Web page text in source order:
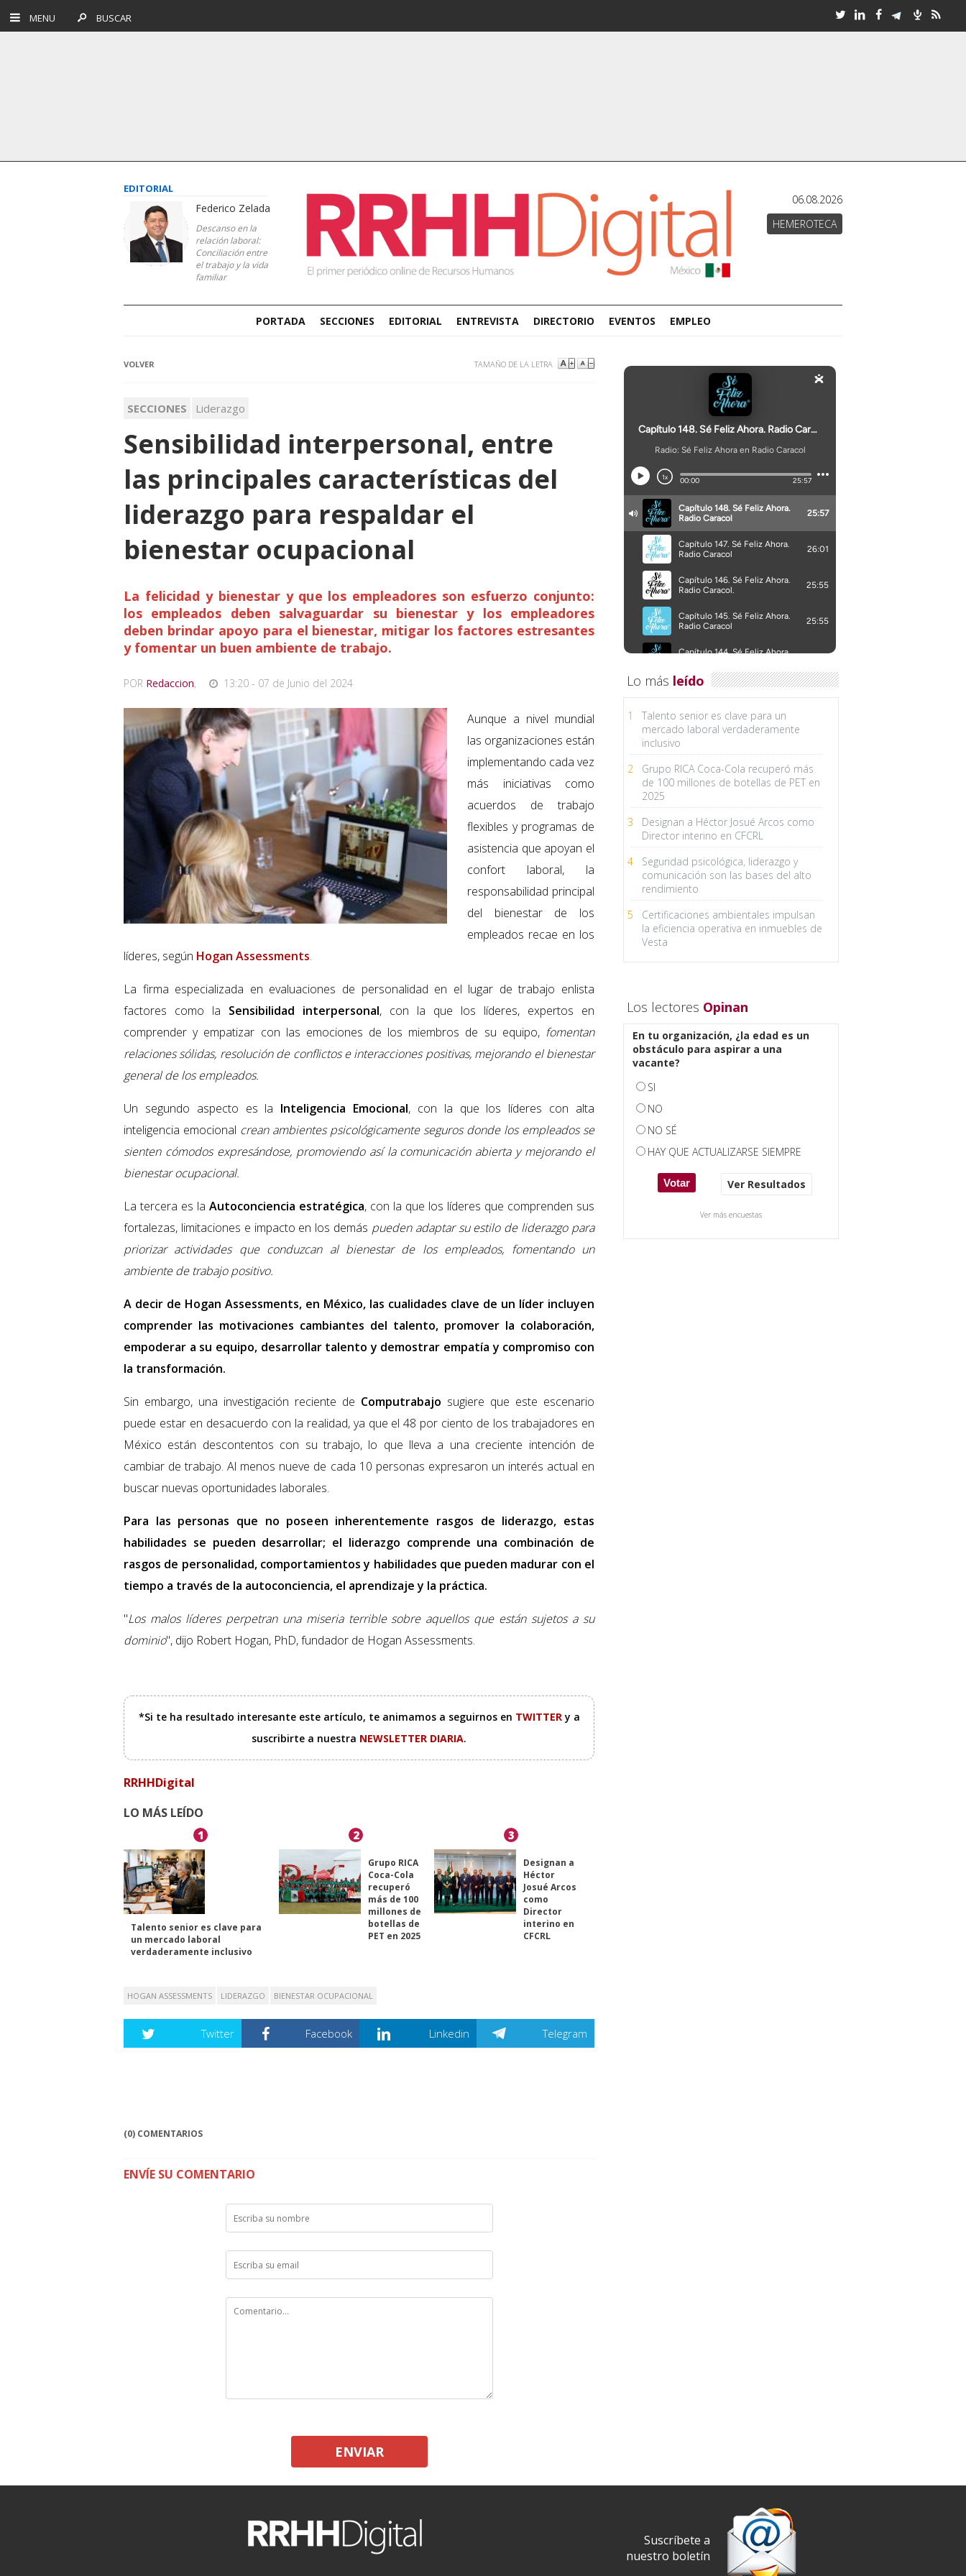
MENU BUSCAR
EDITORIAL
Federico Zelada
Descanso en la
relación laboral:
Conciliación entre
el trabajo y la vida
familiar
06.08.2026
HEMEROTECA
PORTADA SECCIONES EDITORIAL ENTREVISTA DIRECTORIO EVENTOS EMPLEO
VOLVER TAMAÑO DE LA LETRA
SECCIONES Liderazgo
Sensibilidad interpersonal, entre
las principales características del
liderazgo para respaldar el
bienestar ocupacional
La felicidad y bienestar y que los empleadores son esfuerzo conjunto:
los empleados deben salvaguardar su bienestar y los empleadores
deben brindar apoyo para el bienestar, mitigar los factores estresantes
y fomentar un buen ambiente de trabajo.
POR Redaccion, 13:20 - 07 de Junio del 2024
Aunque a nivel mundial
las organizaciones están
implementando cada vez
más iniciativas como
acuerdos de trabajo
flexibles y programas de
asistencia que apoyan el
confort laboral, la
responsabilidad principal
del bienestar de los
empleados recae en los
líderes, según Hogan Assessments.
La firma especializada en evaluaciones de personalidad en el lugar de trabajo enlista
factores como la Sensibilidad interpersonal, con la que los líderes, expertos en
comprender y empatizar con las emociones de los miembros de su equipo, fomentan
relaciones sólidas, resolución de conflictos e interacciones positivas, mejorando el bienestar
general de los empleados.
Un segundo aspecto es la Inteligencia Emocional, con la que los líderes con alta
inteligencia emocional crean ambientes psicológicamente seguros donde los empleados se
sienten cómodos expresándose, promoviendo así la comunicación abierta y mejorando el
bienestar ocupacional.
La tercera es la Autoconciencia estratégica, con la que los líderes que comprenden sus
fortalezas, limitaciones e impacto en los demás pueden adaptar su estilo de liderazgo para
priorizar actividades que conduzcan al bienestar de los empleados, fomentando un
ambiente de trabajo positivo.
A decir de Hogan Assessments, en México, las cualidades clave de un líder incluyen
comprender las motivaciones cambiantes del talento, promover la colaboración,
empoderar a su equipo, desarrollar talento y demostrar empatía y compromiso con
la transformación.
Sin embargo, una investigación reciente de Computrabajo sugiere que este escenario
puede estar en desacuerdo con la realidad, ya que el 48 por ciento de los trabajadores en
México están descontentos con su trabajo, lo que lleva a una creciente intención de
cambiar de trabajo. Al menos nueve de cada 10 personas expresaron un interés actual en
buscar nuevas oportunidades laborales.
Para las personas que no poseen inherentemente rasgos de liderazgo, estas
habilidades se pueden desarrollar; el liderazgo comprende una combinación de
rasgos de personalidad, comportamientos y habilidades que pueden madurar con el
tiempo a través de la autoconciencia, el aprendizaje y la práctica.
"Los malos líderes perpetran una miseria terrible sobre aquellos que están sujetos a su
dominio", dijo Robert Hogan, PhD, fundador de Hogan Assessments.
*Si te ha resultado interesante este artículo, te animamos a seguirnos en TWITTERy a
suscribirte a nuestra NEWSLETTER DIARIA.
RRHHDigital
LO MÁS LEÍDO
1
Talento senior es clave para
un mercado laboral
verdaderamente inclusivo
2
Grupo RICA
Coca-Cola
recuperó
más de 100
millones de
botellas de
PET en 2025
3
Designan a
Héctor
Josué Arcos
como
Director
interino en
CFCRL
HOGAN ASSESSMENTS LIDERAZGO BIENESTAR OCUPACIONAL
Twitter Facebook Linkedin Telegram
(0) COMENTARIOS
ENVÍE SU COMENTARIO
ENVIAR
Lo más leído
1
Talento senior es clave para un
mercado laboral verdaderamente
inclusivo
2
Grupo RICA Coca-Cola recuperó más
de 100 millones de botellas de PET en
2025
3
Designan a Héctor Josué Arcos como
Director interino en CFCRL
4
Seguridad psicológica, liderazgo y
comunicación son las bases del alto
rendimiento
5
Certificaciones ambientales impulsan
la eficiencia operativa en inmuebles de
Vesta
Los lectores Opinan
En tu organización, ¿la edad es un
obstáculo para aspirar a una
vacante?
SI
NO
NO SÉ
HAY QUE ACTUALIZARSE SIEMPRE
Ver Resultados
Ver más encuestas
Suscríbete a
nuestro boletín